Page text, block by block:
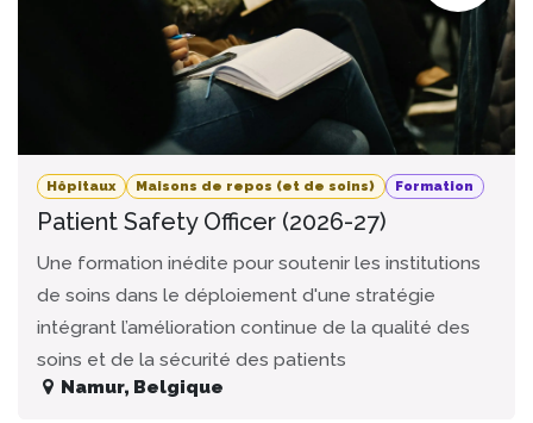
Hôpitaux Maisons de repos (et de soins) Formation
Patient Safety Officer (2026-27)
Une formation inédite pour soutenir les institutions
de soins dans le déploiement d'une stratégie
intégrant l’amélioration continue de la qualité des
soins et de la sécurité des patients
Namur, Belgique